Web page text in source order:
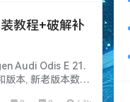
教程+破解补
Audi Odis E 21.
本, 新老版本数